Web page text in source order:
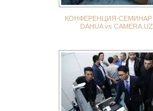
КОНФЕРЕНЦИЯ-СЕМИНАР
DAHUA vs CAMERA.UZ